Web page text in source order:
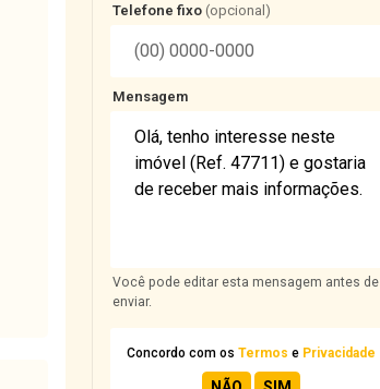
Telefone fixo (opcional)
Mensagem
Você pode editar esta mensagem antes de
enviar.
Concordo com os Termos e Privacidade